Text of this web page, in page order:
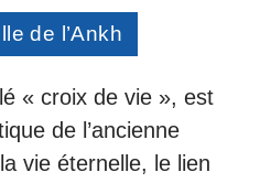
de l’Ankh
« croix de vie », est
de l’ancienne
vie éternelle, le lien